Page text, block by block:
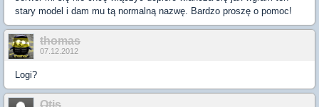
stary model i dam mu tą normalną nazwę. Bardzo proszę o pomoc!
thomas
07.12.2012
Logi?
Otis